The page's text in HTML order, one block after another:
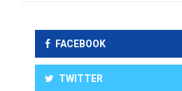
FACEBOOK
TWITTER